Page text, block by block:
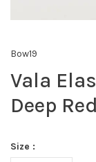
Bow19
Vala
Deep Red
Size :